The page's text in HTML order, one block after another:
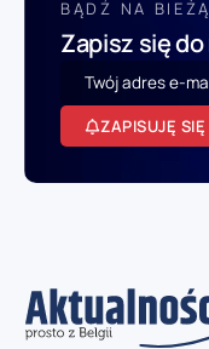
BĄDŹ NA
Zapisz się
ZAPISUJĘ SIĘ